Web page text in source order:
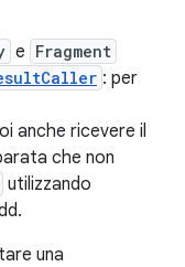
e Fragment
: per
anche ricevere il
che non
utilizzando
una